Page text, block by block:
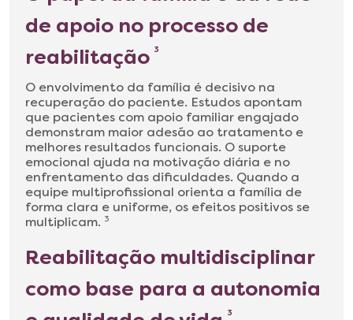
de apoio no processo de
reabilitação 3
O envolvimento da família é decisivo na
recuperação do paciente. Estudos apontam
que pacientes com apoio familiar engajado
demonstram maior adesão ao tratamento e
melhores resultados funcionais. O suporte
emocional ajuda na motivação diária e no
enfrentamento das dificuldades. Quando a
equipe multiprofissional orienta a família de
forma clara e uniforme, os efeitos positivos se
multiplicam. 3
Reabilitação multidisciplinar
como base para a autonomia
3